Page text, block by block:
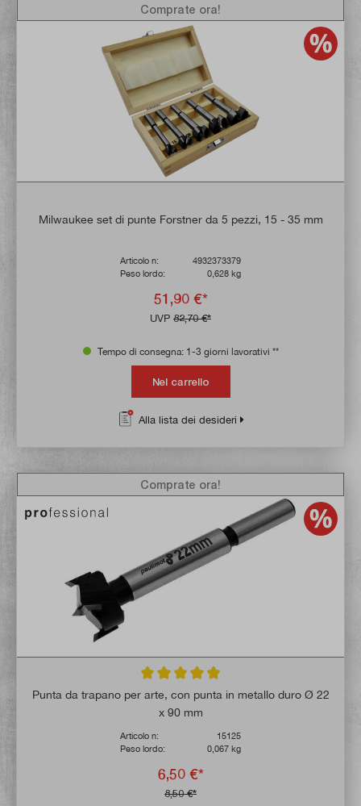
Milwaukee set di punte Forstner da 5 pezzi, 15 - 35 mm
Articolo n:
4932373379
Peso lordo:
0,628 kg
51,90 €*
UVP 82,70 €*
Comprate ora!
Tempo di consegna: 1-3 giorni lavorativi **
Nel carrello
Alla lista dei desideri
Valutazione media di 4.8 su 5 stelle
Punta da trapano per arte, con punta in metallo duro Ø 22
x 90 mm
Articolo n:
15125
Peso lordo:
0,067 kg
6,50 €*
8,50 €*
Comprate ora!